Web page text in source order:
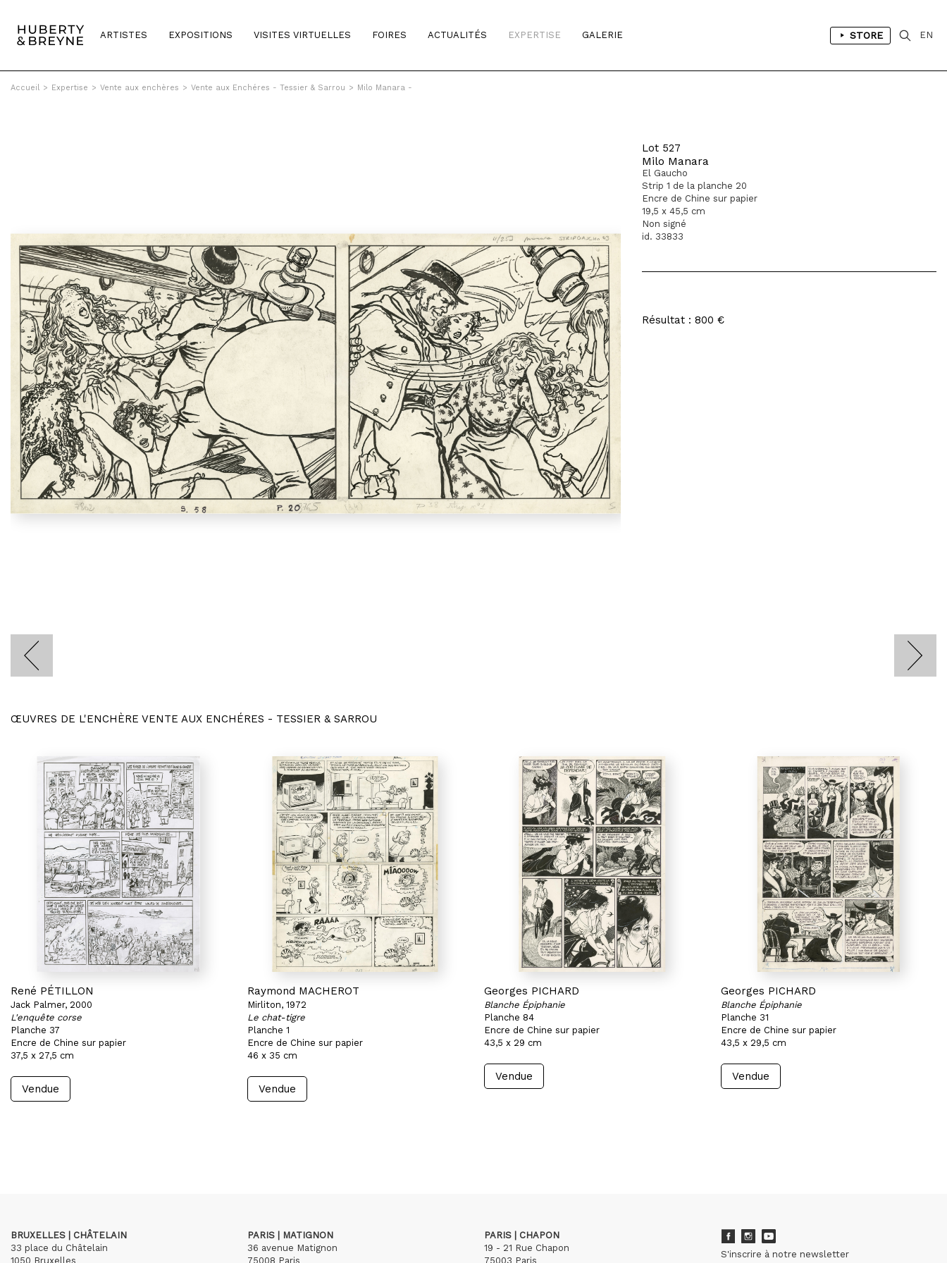
ARTISTES EXPOSITIONS VISITES VIRTUELLES FOIRES ACTUALITÉS EXPERTISE GALERIE STORE EN
Accueil > Expertise > Vente aux enchères > Vente aux Enchéres - Tessier & Sarrou > Milo Manara -
Lot 527
Milo Manara
El Gaucho
Strip 1 de la planche 20
Encre de Chine sur papier
19,5 x 45,5 cm
Non signé
id. 33833
Résultat : 800 €
ŒUVRES DE L'ENCHÈRE VENTE AUX ENCHÉRES - TESSIER & SARROU
René PÉTILLON
Jack Palmer, 2000
L'enquête corse
Planche 37
Encre de Chine sur papier
37,5 x 27,5 cm
Vendue
Raymond MACHEROT
Mirliton, 1972
Le chat-tigre
Planche 1
Encre de Chine sur papier
46 x 35 cm
Vendue
Georges PICHARD
Blanche Épiphanie
Planche 84
Encre de Chine sur papier
43,5 x 29 cm
Vendue
Georges PICHARD
Blanche Épiphanie
Planche 31
Encre de Chine sur papier
43,5 x 29,5 cm
Vendue
BRUXELLES | CHÂTELAIN
33 place du Châtelain
1050 Bruxelles
PARIS | MATIGNON
36 avenue Matignon
75008 Paris
PARIS | CHAPON
19 - 21 Rue Chapon
75003 Paris
S'inscrire à notre newsletter